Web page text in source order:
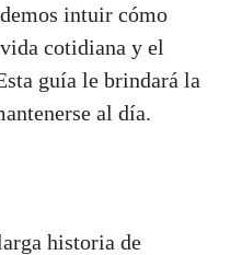
intuir cómo
cotidiana y el
guía le brindará la
al día.
historia de